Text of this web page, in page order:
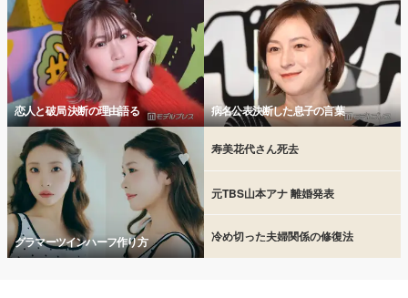
恋人と破局 決断の理由語る 病名公表決断した息子の言葉
グラマーツインハーフ作り方
寿美花代さん死去
元TBS山本アナ 離婚発表
冷め切った夫婦関係の修復法